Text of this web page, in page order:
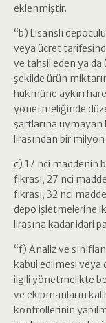
eklenmiştir.
“b) Lisanslı
veya ücret
ve tahsil eden ya da
şekilde ürün
hükmüne aykırı
yönetmeliğinde
şartlarına uymayan
lirasından bir milyon
c) 17 nci maddenin
fıkrası, 27 nci
fıkrası, 32 nci
depo işletmelerine
lirasına kadar idari
“f) Analiz ve
kabul edilmesi veya
ilgili yönetmelikte
ve ekipmanların
kontrollerinin